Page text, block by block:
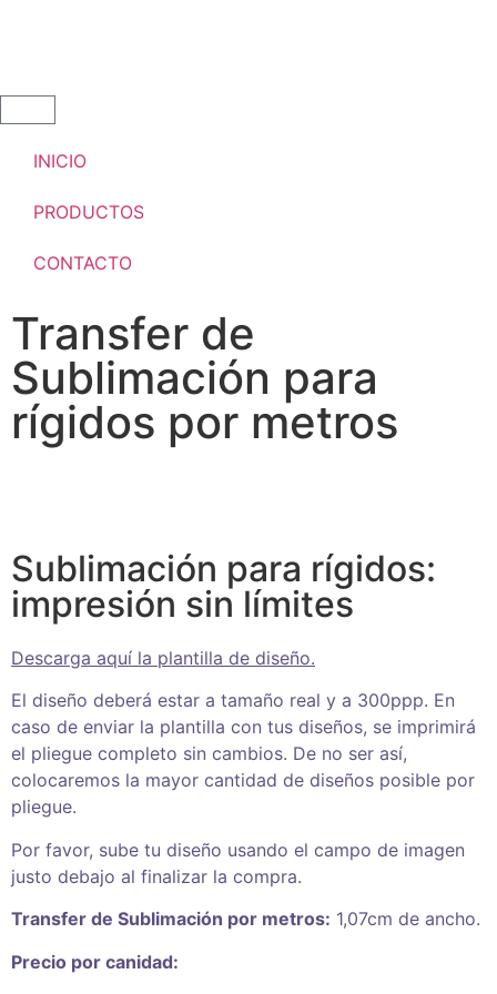
INICIO
PRODUCTOS
CONTACTO
Transfer de
Sublimación para
rígidos por metros
Sublimación para rígidos:
impresión sin límites
Descarga aquí la plantilla de diseño.
El diseño deberá estar a tamaño real y a 300ppp. En
caso de enviar la plantilla con tus diseños, se imprimirá
el pliegue completo sin cambios. De no ser así,
colocaremos la mayor cantidad de diseños posible por
pliegue.
Por favor, sube tu diseño usando el campo de imagen
justo debajo al finalizar la compra.
Transfer de Sublimación por metros: 1,07cm de ancho.
Precio por canidad: